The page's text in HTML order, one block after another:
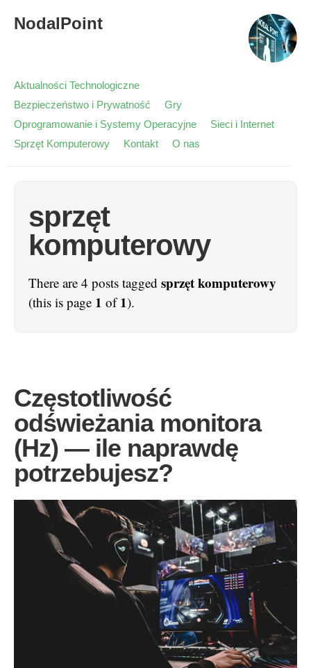
NodalPoint
Aktualności Technologiczne
Bezpieczeństwo i Prywatność
Gry
Oprogramowanie i Systemy Operacyjne
Sieci i Internet
Sprzęt Komputerowy
Kontakt O nas
sprzęt
komputerowy
There are 4 posts tagged sprzęt komputerowy
(this is page 1 of1).
Częstotliwość
odświeżania monitora
(Hz) — ile naprawdę
potrzebujesz?